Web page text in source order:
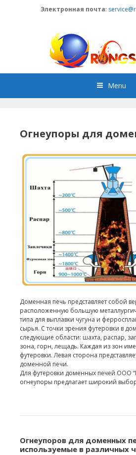
Электронная почта:
Menu
Огнеупоры для
Доменная печь представляет собой
расположенную большую
типа для выплавки чугуна и
сырья. С точки зрения футеровки в
следующие области: шахта, распар,
зона, горн, лещадь. Каждая из зон
футеровки. Левая сторона
доменной печи.
Для футеровки доменных печей ООО
огнеупоры предлагает широкий
Огнеупоров для доменных
используемые в различных